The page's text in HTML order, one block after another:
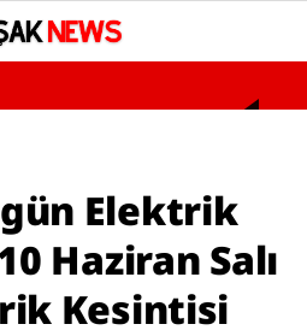
°
Elektrik
Haziran Salı
Kesintisi